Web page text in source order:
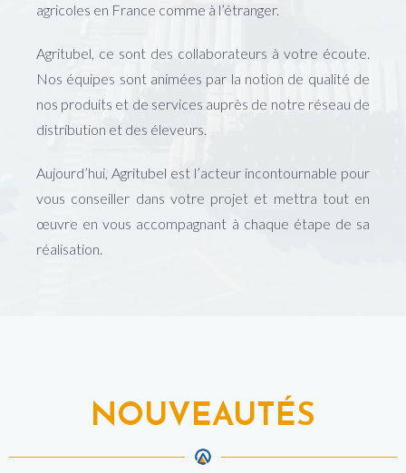
agricoles en France comme à l’étranger.
Agritubel, ce sont des collaborateurs à votre écoute.
Nos équipes sont animées par la notion de qualité de
nos produits et de services auprès de notre réseau de
distribution et des éleveurs.
Aujourd’hui, Agritubel est l’acteur incontournable pour
vous conseiller dans votre projet et mettra tout en
œuvre en vous accompagnant à chaque étape de sa
réalisation.
NOUVEAUTÉS